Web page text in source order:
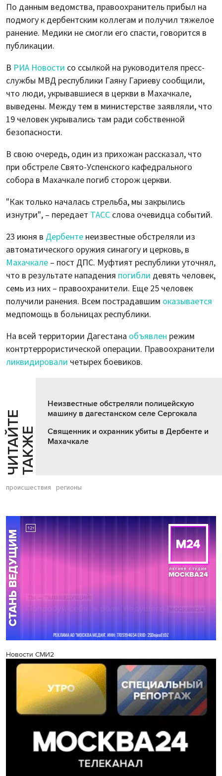
По данным ведомства, правоохранитель прибыл на
подмогу к дербентским коллегам и получил тяжелое
ранение. Медики не смогли его спасти, говорится в
публикации.
В РИА Новости со ссылкой на руководителя пресс-
службы МВД республики Гаяну Гариеву сообщили,
что люди, укрывавшиеся в церкви в Махачкале,
выведены. Между тем в министерстве заявляли, что
19 человек укрывались там ради собственной
безопасности.
В свою очередь, один из прихожан рассказал, что
при обстреле Свято-Успенского кафедрального
собора в Махачкале погиб сторож церкви.
"Как только началась стрельба, мы закрылись
изнутри", – передает ТАСС слова очевидца событий.
23 июня в Дербенте неизвестные обстреляли из
автоматического оружия синагогу и церковь, в
Махачкале – пост ДПС. Муфтият республики уточнял,
что в результате нападения погибли девять человек,
семь из них – правоохранители. Еще 25 человек
получили ранения. Всем пострадавшим оказывается
медпомощь в больницах республики.
На всей территории Дагестана объявлен режим
контртеррористической операции. Правоохранители
ликвидировали четырех боевиков.
Ч
И
Т
АЙ
Т
Е
Т
А
К
ЖЕ
Неизвестные обстреляли полицейскую
машину в дагестанском селе Сергокала
Священник и охранник убиты в Дербенте и
Махачкале
происшествия регионы
Новости СМИ2